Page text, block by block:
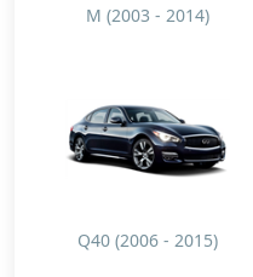
M (2003 - 2014)
Q40 (2006 - 2015)